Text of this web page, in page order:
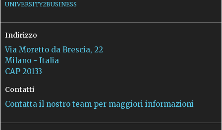
UNIVERSITY2BUSINESS
Indirizzo
Via Moretto da Brescia, 22
Milano - Italia
CAP 20133
Contatti
Contatta il nostro team per maggiori informazioni